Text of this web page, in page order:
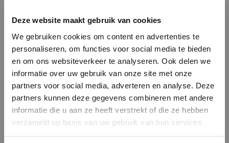
Deze website maakt gebruik van cookies
We gebruiken cookies om content en advertenties te
personaliseren, om functies voor social media te bieden
en om ons websiteverkeer te analyseren. Ook delen we
informatie over uw gebruik van onze site met onze
partners voor social media, adverteren en analyse. Deze
partners kunnen deze gegevens combineren met andere
informatie die u aan ze heeft verstrekt of die ze hebben
verzameld op basis van uw gebruik van hun services.
INLOGGEN
Wachtwoord
INLOGGEN
MERK
Knit-ted
Mos Mosh
MERK
MERK